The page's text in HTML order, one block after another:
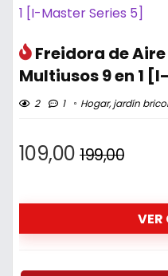
Freidora de
Multiusos 9 en 1
2 1 Hogar, jardín
109,00 199,00
VER